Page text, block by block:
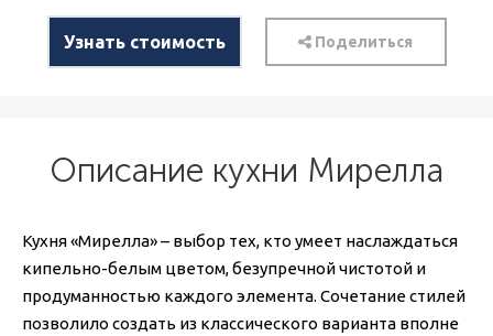
Описание кухни Мирелла
Кухня «Мирелла» – выбор тех, кто умеет наслаждаться
кипельно-белым цветом, безупречной чистотой и
продуманностью каждого элемента. Сочетание стилей
позволило создать из классического варианта вполне
Узнать стоимость Поделиться